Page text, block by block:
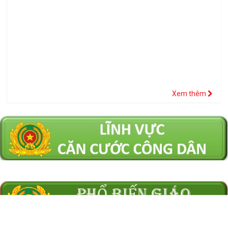
Xem thêm